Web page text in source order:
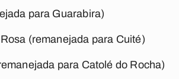
para Guarabira)
(remanejada para Cuité)
para Catolé do Rocha)